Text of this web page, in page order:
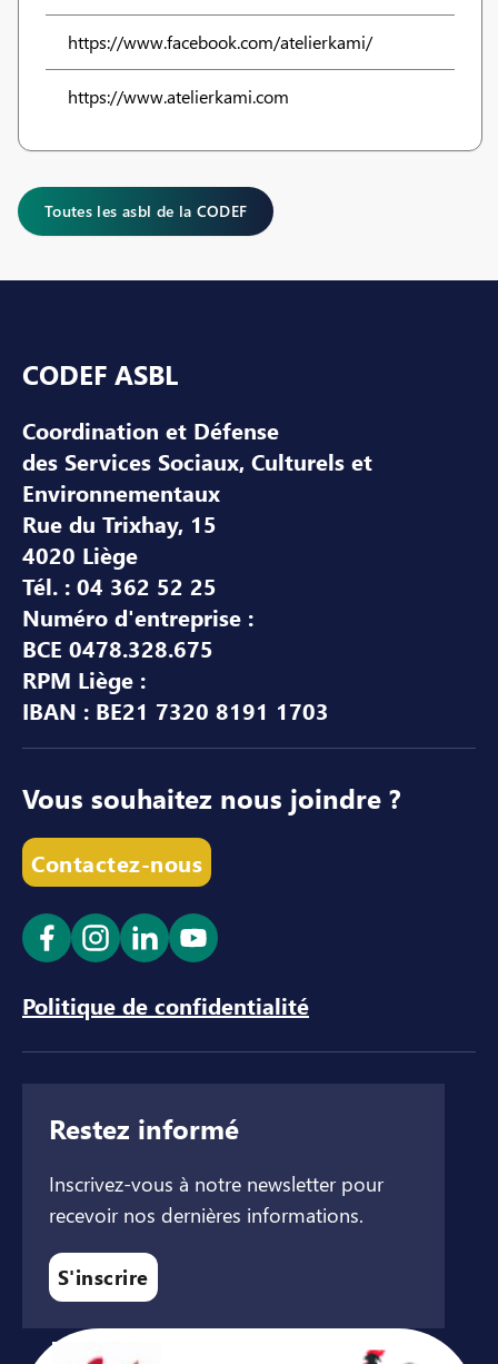
https://www.facebook.com/atelierkami/
https://www.atelierkami.com
Toutes les asbl de la CODEF
CODEF ASBL
Coordination et Défense
des Services Sociaux, Culturels et
Environnementaux
Rue du Trixhay, 15
4020 Liège
Tél. : 04 362 52 25
Numéro d'entreprise :
BCE 0478.328.675
RPM Liège :
IBAN : BE21 7320 8191 1703
Vous souhaitez nous joindre ?
Contactez-nous
Ouvrir le lien dans un nouvel onglet
Ouvrir le lien dans un nouvel onglet
Ouvrir le lien dans un nouvel
Ouvrir le lien dans un
Politique de confidentialité
Restez informé
Inscrivez-vous à notre newsletter pour
recevoir nos dernières informations.
S'inscrire
Avec le soutien de ...